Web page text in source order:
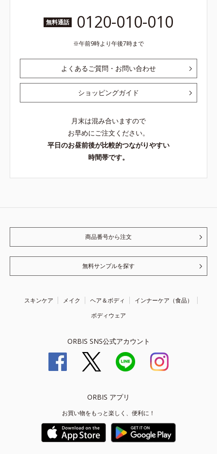
無料通話 0120-010-010
午前9時より午後7時まで
よくあるご質問・お問い合わせ
ショッピングガイド
月末は混み合いますので
お早めにご注文ください。
平日のお昼前後が比較的つながりやすい
時間帯です。
商品番号から注文
無料サンプルを探す
スキンケア メイク ヘア＆ボディ
インナーケア（食品）
ボディウェア
ORBIS SNS公式アカウント
ORBIS アプリ
お買い物をもっと楽しく、便利に！